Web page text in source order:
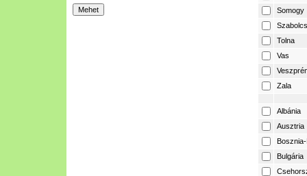
Somogy
Tolna
Vas
Zala
Albánia
Ausztria
Bulgária